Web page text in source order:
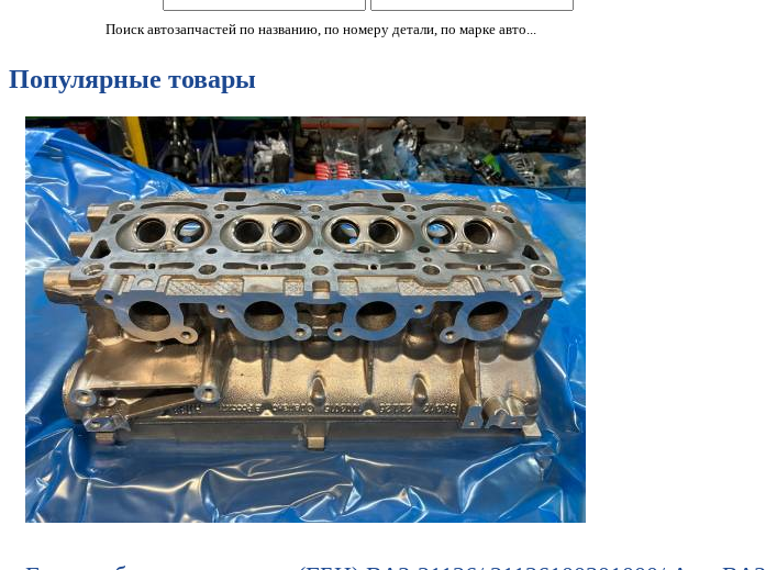
Поиск автозапчастей по названию, по номеру детали, по марке авто...
Популярные товары